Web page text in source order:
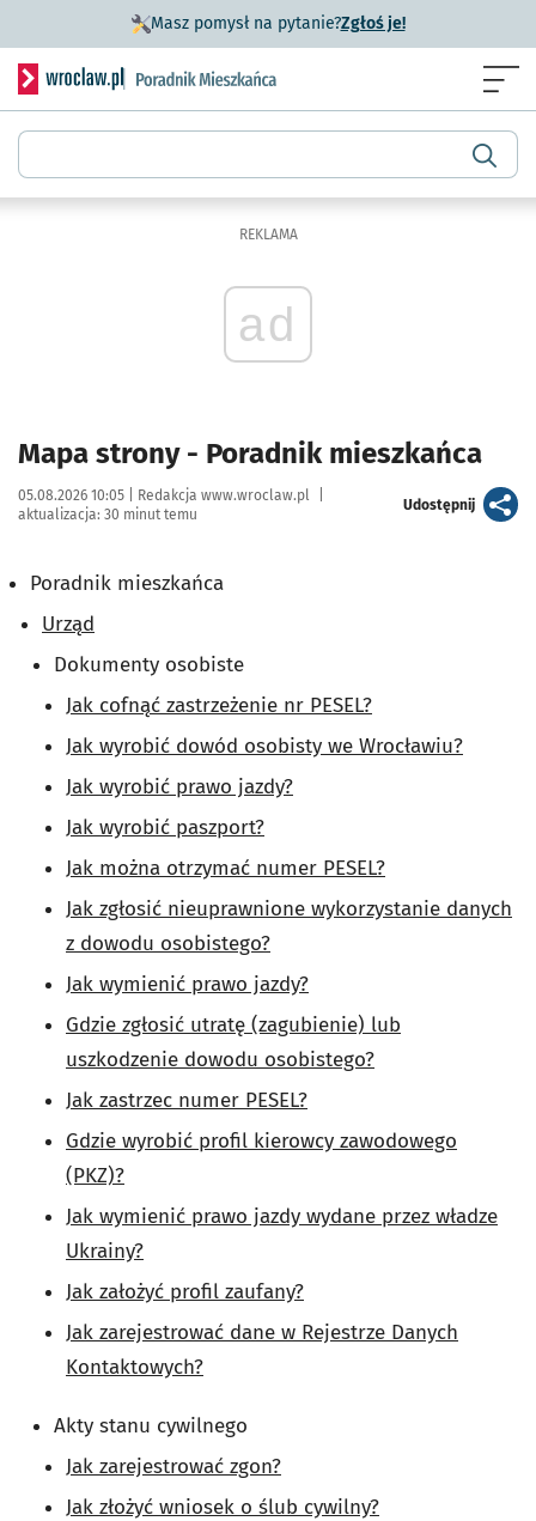
Masz pomysł na pytanie?Zgłoś je!- otworzy się w
Serwis informacyjny wroclaw.pl podserwis: Poradnik
Wyszukiwarka
REKLAMA
ad
Mapa strony - Poradnik mieszkańca
Data publikacji:
05.08.2026 10:05 | Autor:
Redakcja www.wroclaw.pl
aktualizacja: 30 minut temu
Udostępnijartykuł
Poradnik mieszkańca
Urząd
Dokumenty osobiste
Jak cofnąć zastrzeżenie nr PESEL?
Jak wyrobić dowód osobisty we Wrocławiu?
Jak wyrobić prawo jazdy?
Jak wyrobić paszport?
Jak można otrzymać numer PESEL?
Jak zgłosić nieuprawnione wykorzystanie danych
z dowodu osobistego?
Jak wymienić prawo jazdy?
Gdzie zgłosić utratę (zagubienie) lub
uszkodzenie dowodu osobistego?
Jak zastrzec numer PESEL?
Gdzie wyrobić profil kierowcy zawodowego
(PKZ)?
Jak wymienić prawo jazdy wydane przez władze
Ukrainy?
Jak założyć profil zaufany?
Jak zarejestrować dane w Rejestrze Danych
Kontaktowych?
Akty stanu cywilnego
Jak zarejestrować zgon?
Jak złożyć wniosek o ślub cywilny?